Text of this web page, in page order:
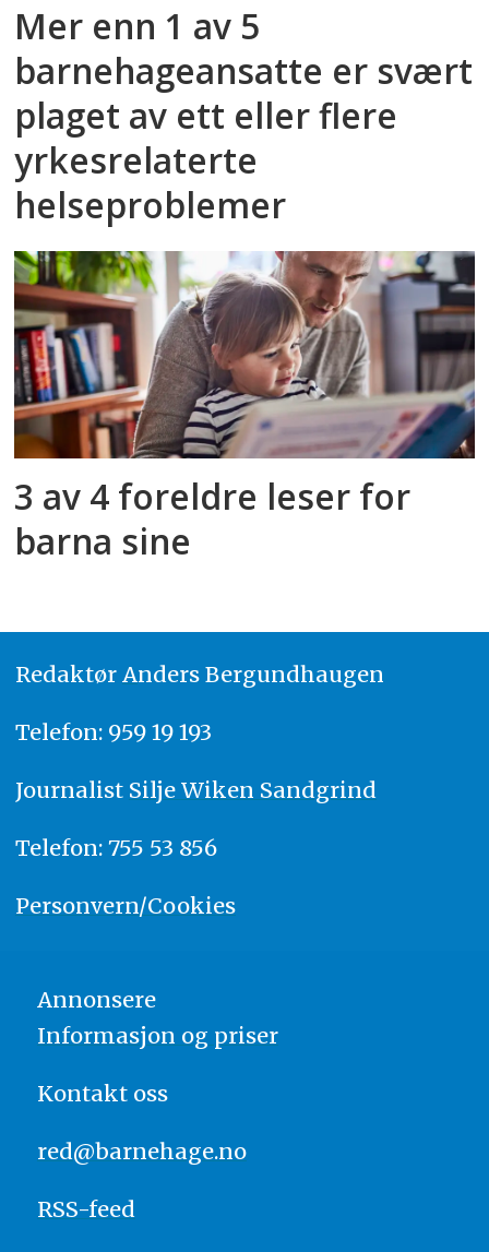
Mer enn 1 av 5
barnehageansatte er svært
plaget av ett eller flere
yrkesrelaterte
helseproblemer
3 av 4 foreldre leser for
barna sine
Redaktør Anders Bergundhaugen
Telefon: 959 19 193
Journalist Silje Wiken Sandgrind
Telefon: 755 53 856
Personvern/Cookies
Annonsere
Informasjon og priser
Kontakt oss
red@barnehage.no
RSS-feed